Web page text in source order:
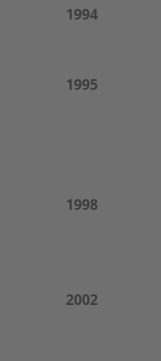
1994
1995
1998
2002